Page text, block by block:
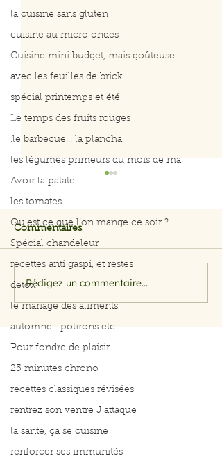
la cuisine sans gluten
cuisine au micro ondes
Cuisine mini budget, mais goûteuse
avec les feuilles de brick
spécial printemps et été
Le temps des fruits rouges
.le barbecue... la plancha
les légumes primeurs du mois de ma
Avoir la patate
les tomates
Qu’est ce que l’on mange ce soir ?
Spécial chandeleur
recettes anti gaspi, et restes
detox
le mariage des aliments
automne : potirons etc....
Pour fondre de plaisir
25 minutes chrono
recettes classiques révisées
rentrez son ventre J'attaque
la santé, ça se cuisine
renforcer ses immunités
Menus du 3 au 7 août
2026
Commentaires
Rédigez un commentaire...